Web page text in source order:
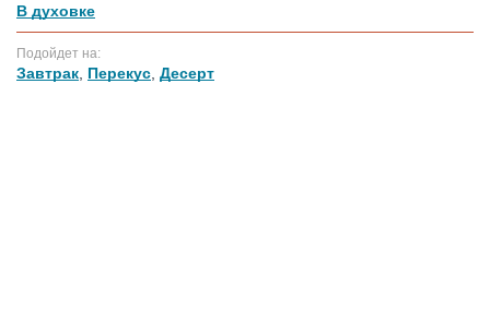
В духовке
Подойдет на:
Завтрак Перекус Десерт